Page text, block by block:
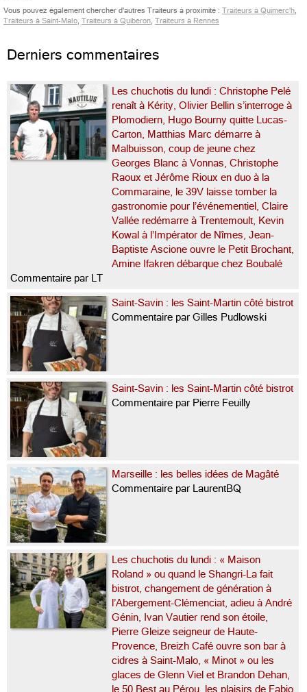
Vous pouvez également chercher d'autres Traiteurs à proximité : Traiteurs à Quimerc'h,
Traiteurs à Saint-Malo, Traiteurs à Quiberon, Traiteurs à Rennes
Derniers commentaires
Les chuchotis du lundi : Christophe Pelé
renaît à Kérity, Olivier Bellin s’interroge à
Plomodiern, Hugo Bourny quitte Lucas-
Carton, Matthias Marc démarre à
Malbuisson, coup de jeune chez
Georges Blanc à Vonnas, Christophe
Raoux et Jérôme Rioux en duo à la
Commaraine, le 39V laisse tomber la
gastronomie pour l’événementiel, Claire
Vallée redémarre à Trentemoult, Kevin
Kowal à l’Impérator de Nîmes, Jean-
Baptiste Ascione ouvre le Petit Brochant,
Amine Ifakren débarque chez Boubalé
Commentaire par LT
Saint-Savin : les Saint-Martin côté bistrot
Commentaire par Gilles Pudlowski
Saint-Savin : les Saint-Martin côté bistrot
Commentaire par Pierre Feuilly
Marseille : les belles idées de Magâté
Commentaire par LaurentBQ
Les chuchotis du lundi : « Maison
Roland » ou quand le Shangri-La fait
bistrot, changement de génération à
l’Abergement-Clémenciat, adieu à André
Génin, Ivan Vautier rend son étoile,
Pierre Gleize seigneur de Haute-
Provence, Breizh Café ouvre son bar à
cidres à Saint-Malo, « Minot » ou les
glaces de Glenn Viel et Brandon Dehan,
le 50 Best au Pérou, les plaisirs de Fabio